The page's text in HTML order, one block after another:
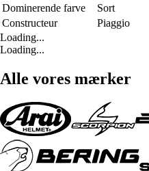
Dominerende farve
Sort
Constructeur
Piaggio
Loading...
Loading...
Alle vores mærker